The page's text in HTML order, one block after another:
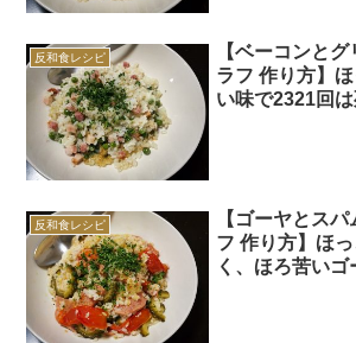
反和食レシピ
【ベーコンと
ラフ 作り方】
い味で2321回
反和食レシピ
【ゴーヤとス
フ 作り方】ほ
く、ほろ苦い